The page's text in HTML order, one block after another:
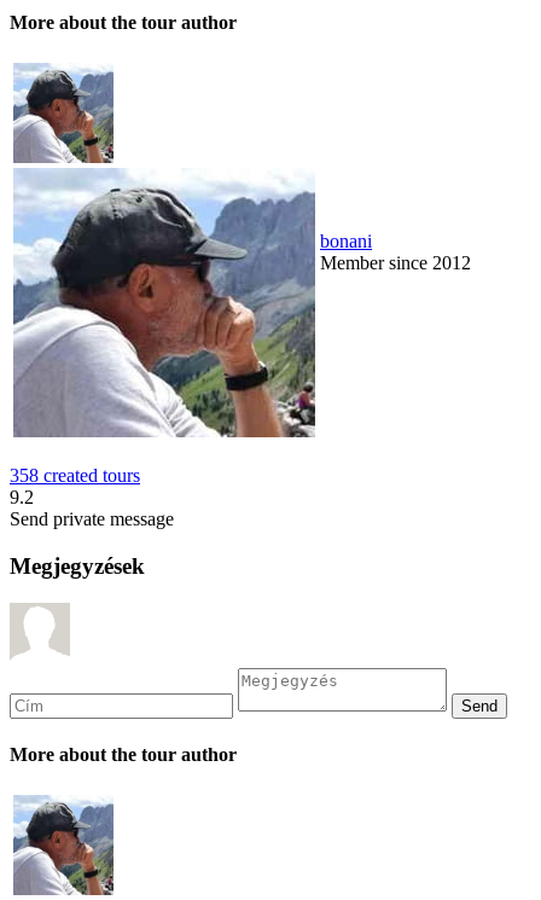
More about the tour author
bonani
Member since 2012
358 created tours
9.2
Send private message
Megjegyzések
More about the tour author